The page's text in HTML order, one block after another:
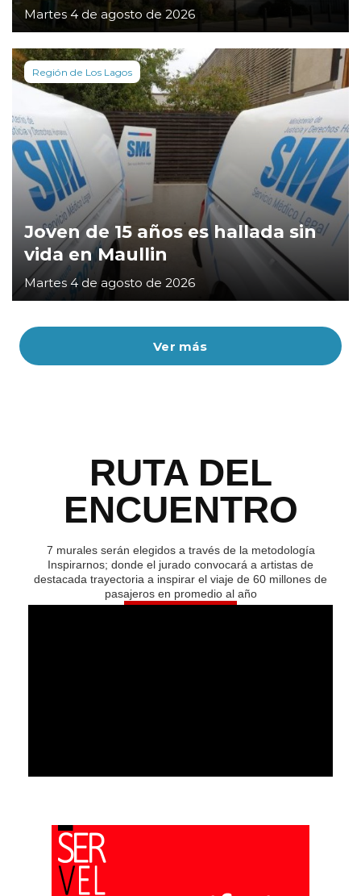
Ver más
Martes 4 de agosto de 2026
Región de Los Lagos
Joven de 15 años es hallada sin
vida en Maullin
Martes 4 de agosto de 2026
RUTA DEL
ENCUENTRO
7 murales serán elegidos a través de la metodología
Inspirarnos; donde el jurado convocará a artistas de
destacada trayectoria a inspirar el viaje de 60 millones de
pasajeros en promedio al año